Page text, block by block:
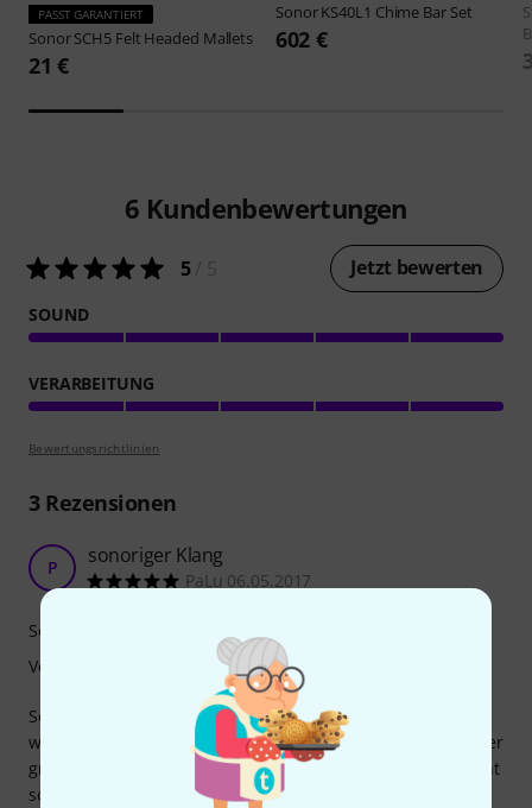
PASST GARANTIERT
SonorSCH5 Felt Headed Mallets
21 €
SonorKS40L1 Chime Bar Set
602 €
6 Kundenbewertungen
5/ 5 Jetzt bewerten
SOUND
VERARBEITUNG
Bewertungsrichtlinien
3Rezensionen
P sonoriger Klang
PaLu 06.05.2017
Seit wir diese Klangstäbe in der MFE im Einsatz haben,
werden ihre "Vorgänger" nicht mehr angeschaut. Die Kinder
greifen sofort auf die KS40 L zu. Mehr muss man dazu nicht
schreiben.
Sound
Verarbeitung